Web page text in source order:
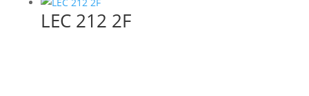
LEC 212 2F